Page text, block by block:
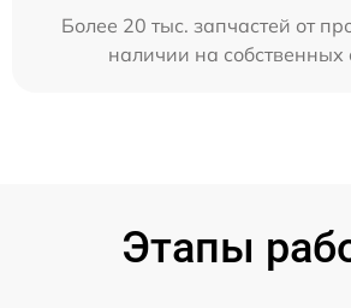
Более 20 тыс. запчастей от
наличии на собственных
Этапы